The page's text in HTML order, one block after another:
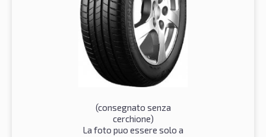
(consegnato senza
cerchione)
La foto puo essere solo a